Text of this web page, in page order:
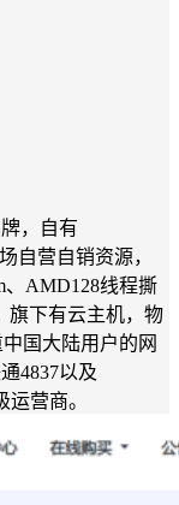
，自有
自营自销资源，
、AMD128线程撕
旗下有云主机，物
国大陆用户的网
4837以及
营商。